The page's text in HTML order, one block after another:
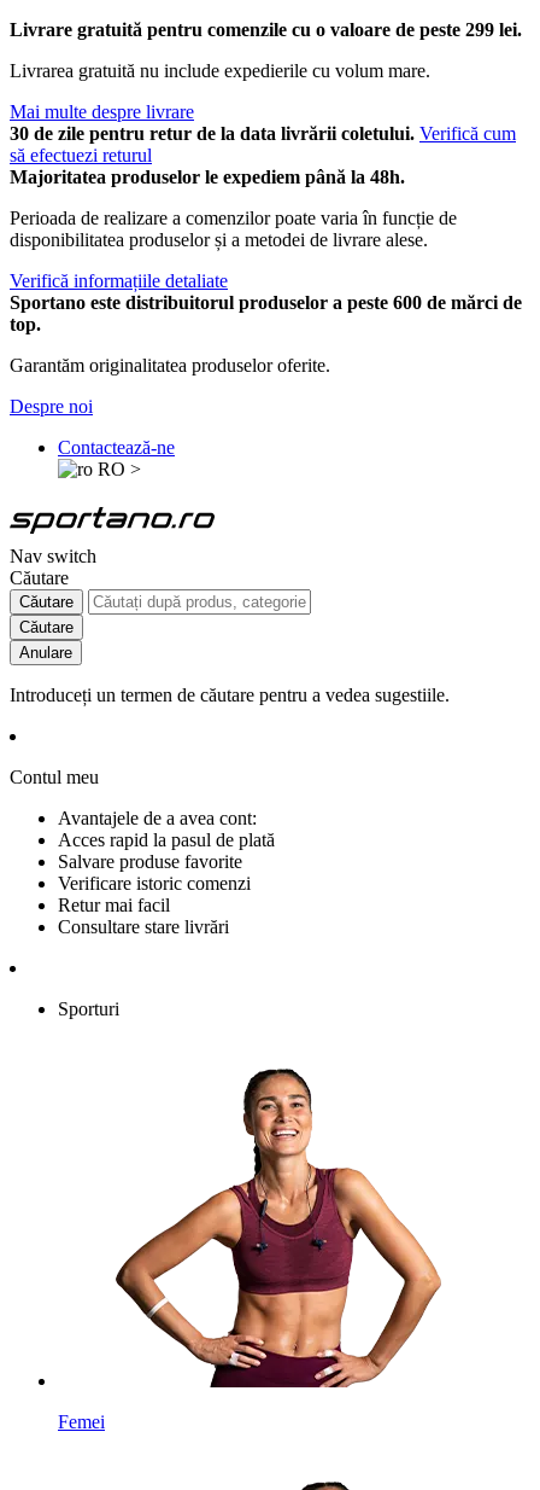
Livrare gratuită pentru comenzile cu o valoare de peste 299 lei.
Livrarea gratuită nu include expedierile cu volum mare.
Mai multe despre livrare
30 de zile pentru retur de la data livrării coletului. Verifică cum
să efectuezi returul
Majoritatea produselor le expediem până la 48h.
Perioada de realizare a comenzilor poate varia în funcție de
disponibilitatea produselor și a metodei de livrare alese.
Verifică informațiile detaliate
Sportano este distribuitorul produselor a peste 600 de mărci de
top.
Garantăm originalitatea produselor oferite.
Despre noi
Contactează-ne
RO >
Nav switch
Căutare
Căutare
Căutare
Anulare
Introduceți un termen de căutare pentru a vedea sugestiile.
Contul meu
Avantajele de a avea cont:
Acces rapid la pasul de plată
Salvare produse favorite
Verificare istoric comenzi
Retur mai facil
Consultare stare livrări
Sporturi
Femei